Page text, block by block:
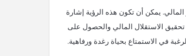
يمكن أن تكون هذه الرؤية إشارة
الاستقلال المالي والحصول على
في الاستمتاع بحياة رغدة ورفاهية.